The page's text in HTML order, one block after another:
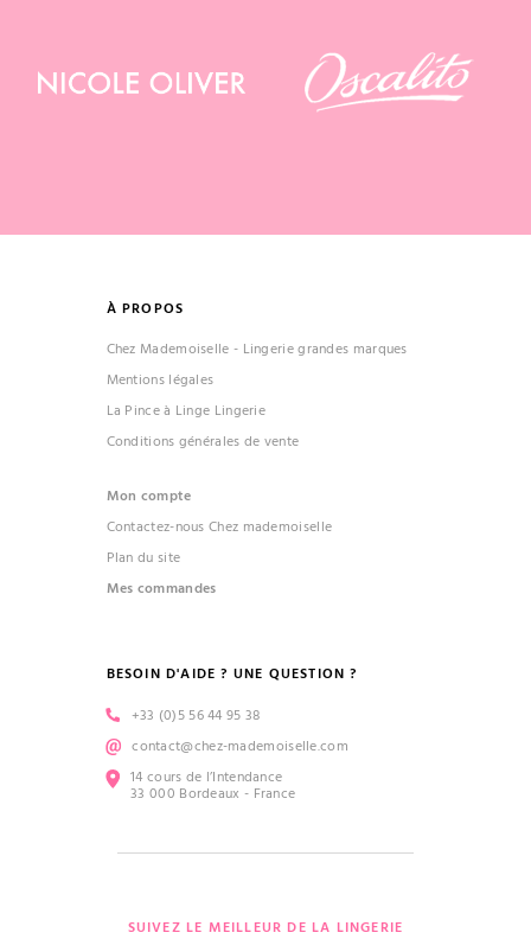
À PROPOS
Chez Mademoiselle - Lingerie grandes marques
Mentions légales
La Pince à Linge Lingerie
Conditions générales de vente
Mon compte
Contactez-nous Chez mademoiselle
Plan du site
Mes commandes
BESOIN D'AIDE ? UNE QUESTION ?
+33 (0)5 56 44 95 38
contact@chez-mademoiselle.com
14 cours de l’Intendance
33 000 Bordeaux - France
SUIVEZ LE MEILLEUR DE LA LINGERIE